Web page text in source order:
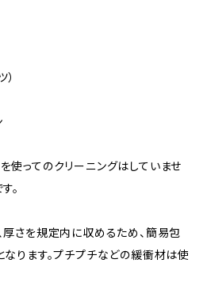
使ってのクリーニングはしていませ
。
厚さを規定内に収めるため、簡易包
なります。プチプチなどの緩衝材は使